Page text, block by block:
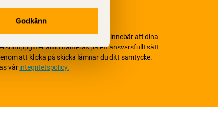
Godkänn
värnar om personlig integritet vilket innebär att dina
alltid hanteras på ett ansvarsfullt sätt.
att klicka på skicka lämnar du ditt samtycke.
vår integritetspolicy.